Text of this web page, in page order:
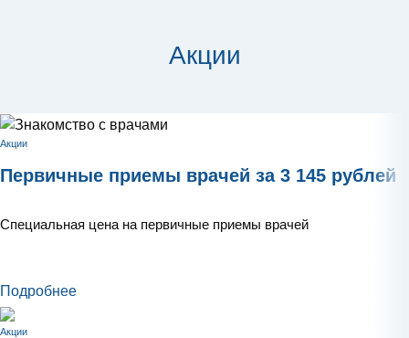
Акции
Акции
Первичные приемы врачей за 3 145 рублей
Специальная цена на первичные приемы врачей
Подробнее
Акции